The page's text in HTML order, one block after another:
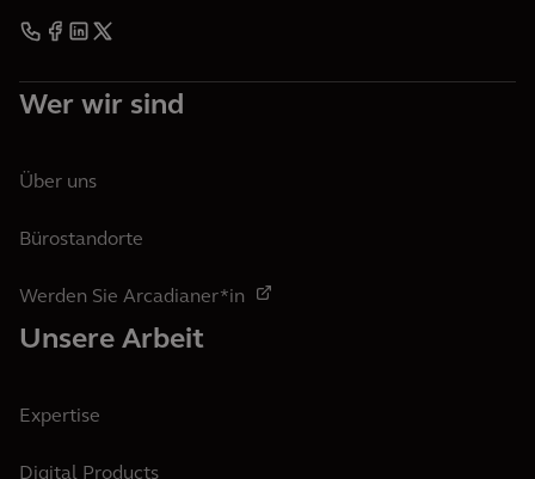
Wer wir sind
Über uns
Bürostandorte
Werden Sie Arcadianer*in
Unsere Arbeit
Expertise
Digital Products